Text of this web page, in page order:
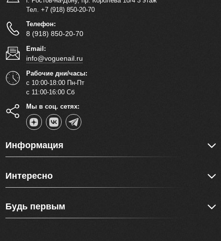
Тел. +7 (918) 850-20-70
Телефон:
8 (918) 850-20-70
Email:
info@voguenail.ru
Рабочие дни/часы:
с 10:00-18:00 Пн-Пт
с 11:00-16:00 Сб
Мы в соц. сетях:
Информация
Интересно
Будь первым